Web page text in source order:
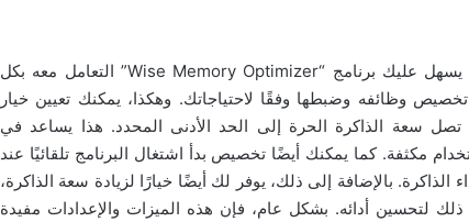
من خلال واجهته البسيطة والخفيفة الوزن، يسهل برنامج يسهل عليك برنامج “Wise Memory Optimizer” التعامل معه بكل
وظائفه وضبطها وفقًا لاحتياجاتك. وهكذا، يمكنك تعيين خيار
تصل سعة الذاكرة الحرة إلى الحد الأدنى المحدد. هذا يساعد في
مكثفة. كما يمكنك أيضًا تخصيص بدأ اشتغال البرنامج تلقائيًا عند
بالإضافة إلى ذلك، يوفر لك أيضًا خيارًا لزيادة سعة الذاكرة،
لتحسين أدائه. بشكل عام، فإن هذه الميزات والإعدادات مفيدة